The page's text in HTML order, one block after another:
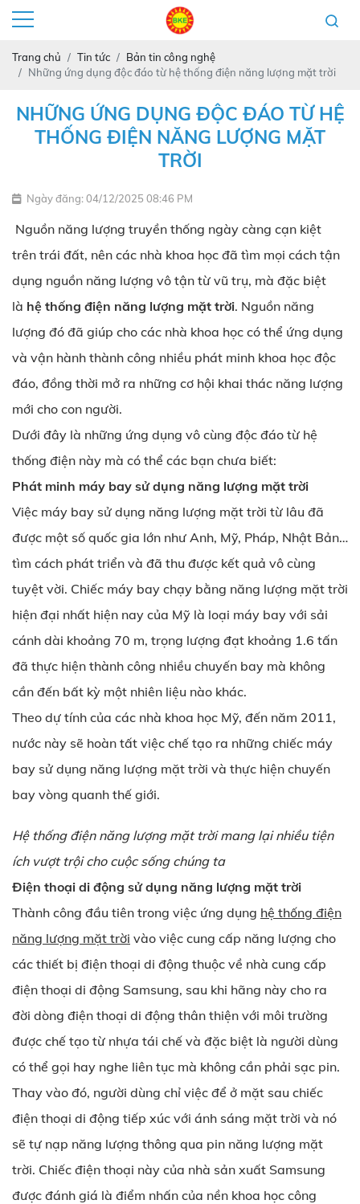
Trang chủ Tin tức
Bản tin công nghệ
Những ứng dụng độc đáo từ hệ thống điện năng lượng mặt trời
NHỮNG ỨNG DỤNG ĐỘC ĐÁO TỪ HỆ
THỐNG ĐIỆN NĂNG LƯỢNG MẶT
TRỜI
Ngày đăng: 04/12/2025 08:46 PM
Nguồn năng lượng truyền thống ngày càng cạn kiệt
trên trái đất, nên các nhà khoa học đã tìm mọi cách tận
dụng nguồn năng lượng vô tận từ vũ trụ, mà đặc biệt
là hệ thống điện năng lượng mặt trời. Nguồn năng
lượng đó đã giúp cho các nhà khoa học có thể ứng dụng
và vận hành thành công nhiều phát minh khoa học độc
đáo, đồng thời mở ra những cơ hội khai thác năng lượng
mới cho con người.
Dưới đây là những ứng dụng vô cùng độc đáo từ hệ
thống điện này mà có thể các bạn chưa biết:
Phát minh máy bay sử dụng năng lượng mặt trời
Việc máy bay sử dụng năng lượng mặt trời từ lâu đã
được một số quốc gia lớn như Anh, Mỹ, Pháp, Nhật Bản…
tìm cách phát triển và đã thu được kết quả vô cùng
tuyệt vời. Chiếc máy bay chạy bằng năng lượng mặt trời
hiện đại nhất hiện nay của Mỹ là loại máy bay với sải
cánh dài khoảng 70 m, trọng lượng đạt khoảng 1.6 tấn
đã thực hiện thành công nhiều chuyến bay mà không
cần đến bất kỳ một nhiên liệu nào khác.
Theo dự tính của các nhà khoa học Mỹ, đến năm 2011,
nước này sẽ hoàn tất việc chế tạo ra những chiếc máy
bay sử dụng năng lượng mặt trời và thực hiện chuyến
bay vòng quanh thế giới.
Hệ thống điện năng lượng mặt trời mang lại nhiều tiện
ích vượt trội cho cuộc sống chúng ta
Điện thoại di động sử dụng năng lượng mặt trời
Thành công đầu tiên trong việc ứng dụng hệ thống điện
năng lượng mặt trời vào việc cung cấp năng lượng cho
các thiết bị điện thoại di động thuộc về nhà cung cấp
điện thoại di động Samsung, sau khi hãng này cho ra
đời dòng điện thoại di động thân thiện với môi trường
được chế tạo từ nhựa tái chế và đặc biệt là người dùng
có thể gọi hay nghe liên tục mà không cần phải sạc pin.
Thay vào đó, người dùng chỉ việc để ở mặt sau chiếc
điện thoại di động tiếp xúc với ánh sáng mặt trời và nó
sẽ tự nạp năng lượng thông qua pin năng lượng mặt
trời. Chiếc điện thoại này của nhà sản xuất Samsung
được đánh giá là điểm nhấn của nền khoa học công